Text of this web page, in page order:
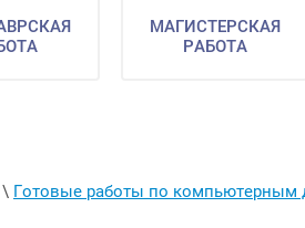
МАГИСТЕРСКАЯ
РАБОТА
\ Готовые работы по компьютерным